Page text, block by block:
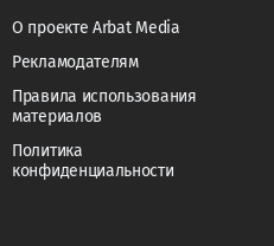
О проекте Arbat Media
Рекламодателям
Правила использования
материалов
Политика
конфиденциальности